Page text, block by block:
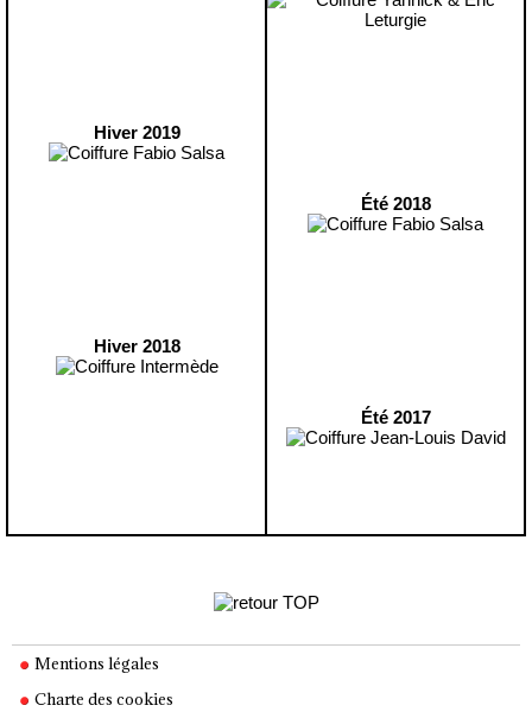
Hiver 2019
Hiver 2018
Été 2018
Été 2017
Mentions légales
Charte des cookies